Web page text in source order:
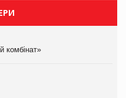
комбінат»